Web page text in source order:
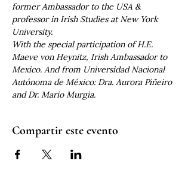
former Ambassador to the USA &
professor in Irish Studies at New York
University.
With the special participation of H.E.
Maeve von Heynitz, Irish Ambassador to
Mexico. And from Universidad Nacional
Autónoma de México: Dra. Aurora Piñeiro
and Dr. Mario Murgia.
Compartir este evento